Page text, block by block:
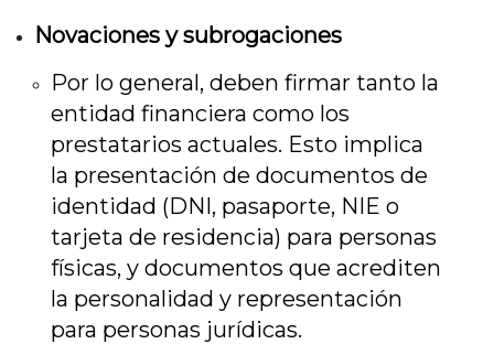
Novaciones y subrogaciones
Por lo general, deben firmar tanto la
entidad financiera como los
prestatarios actuales. Esto implica
la presentación de documentos de
identidad (DNI, pasaporte, NIE o
tarjeta de residencia) para personas
físicas, y documentos que acrediten
la personalidad y representación
para personas jurídicas.